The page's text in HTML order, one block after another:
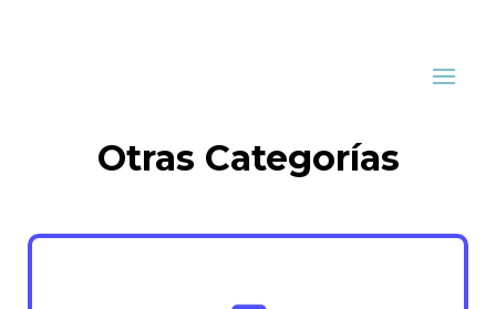
Otras Categorías